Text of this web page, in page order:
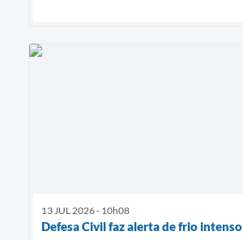
13 JUL 2026 - 10h08
Defesa Civil faz alerta de frio intenso